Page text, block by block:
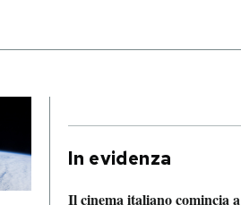
In evidenza
Il cinema italiano comincia a